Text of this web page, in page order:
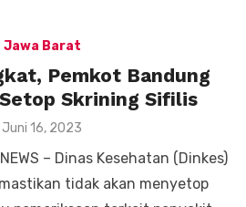
Jawa Barat
Pemkot Bandung
Skrining Sifilis
Posted
Juni 16, 2023
– Dinas Kesehatan (Dinkes)
tidak akan menyetop